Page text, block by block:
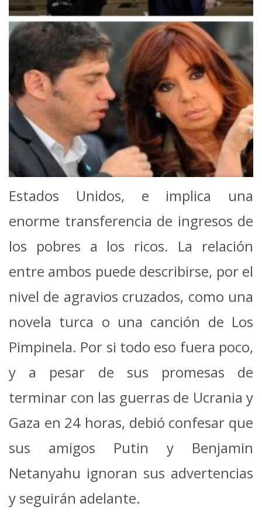
Estados Unidos, e implica una
enorme transferencia de ingresos de
los pobres a los ricos. La relación
entre ambos puede describirse, por el
nivel de agravios cruzados, como una
novela turca o una canción de Los
Pimpinela. Por si todo eso fuera poco,
y a pesar de sus promesas de
terminar con las guerras de Ucrania y
Gaza en 24 horas, debió confesar que
sus amigos Putin y Benjamin
Netanyahu ignoran sus advertencias
y seguirán adelante.